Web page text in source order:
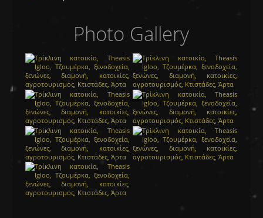
Photo Gallery